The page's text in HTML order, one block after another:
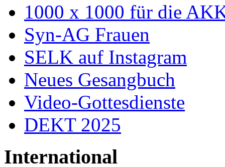
1000 x 1000 für die
Syn-AG Frauen
SELK auf Instagram
Neues Gesangbuch
Video-Gottesdienste
DEKT 2025
International